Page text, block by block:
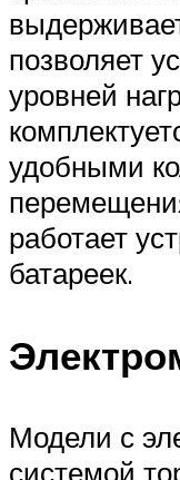
позволяет
уровней
удобными
работает
батареек.
Модели с
системой